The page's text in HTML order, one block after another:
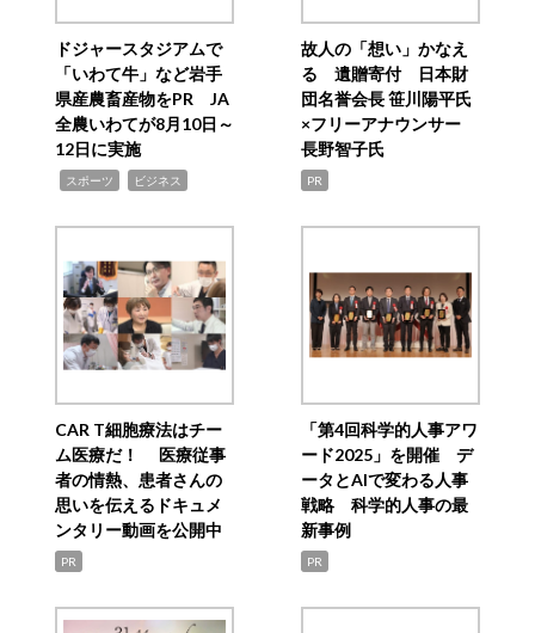
ドジャースタジアムで
「いわて牛」など岩手
県産農畜産物をPR JA
全農いわてが8月10日～
12日に実施
スポーツ ビジネス
故人の「想い」かなえ
る 遺贈寄付 日本財
団名誉会長 笹川陽平氏
×フリーアナウンサー
長野智子氏
PR
CAR T細胞療法はチー
ム医療だ！ 医療従事
者の情熱、患者さんの
思いを伝えるドキュメ
ンタリー動画を公開中
PR
「第4回科学的人事アワ
ード2025」を開催 デ
ータとAIで変わる人事
戦略 科学的人事の最
新事例
PR